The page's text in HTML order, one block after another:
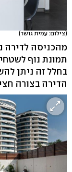
(צילום: עמית גושר)
מהכניסה לדירה
תמונת נוף
בחלל זה ניתן
הדירה בצורה